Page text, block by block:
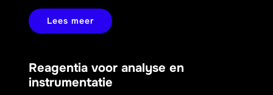
Lees meer
Reagentia voor analyse en
instrumentatie